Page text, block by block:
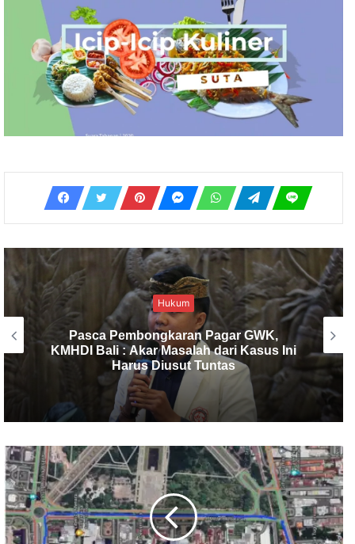
Birokrasi
KMHDI Bali Soroti Ketidaksiapan
Pemerintah Dalam Infrastruktur
Pemprosesan Sampah, Rakyat Bingung.